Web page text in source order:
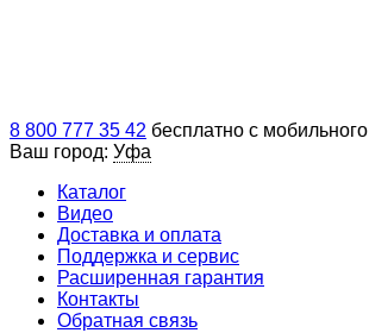
8 800 777 35 42 бесплатно с мобильного
Ваш город: Уфа
Каталог
Видео
Доставка и оплата
Поддержка и сервис
Расширенная гарантия
Контакты
Обратная связь